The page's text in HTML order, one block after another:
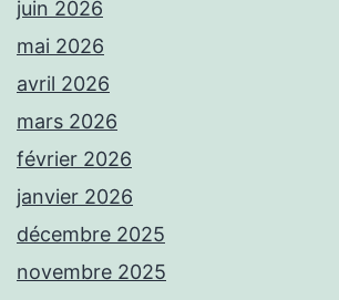
juin 2026
mai 2026
avril 2026
mars 2026
février 2026
janvier 2026
décembre 2025
novembre 2025